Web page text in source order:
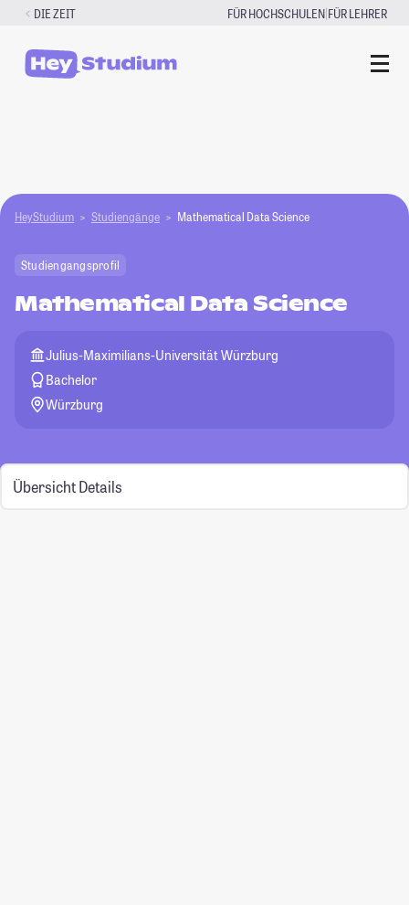
Zum
springen
DIE ZEIT FÜR HOCHSCHULEN|FÜR LEHRER
HeyStudium Studiengänge Mathematical Data Science
Studiengangsprofil
Mathematical Data Science
Julius-Maximilians-Universität Würzburg
Bachelor
Würzburg
Übersicht Details